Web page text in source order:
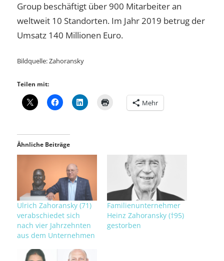
Group beschäftigt über 900 Mitarbeiter an
weltweit 10 Standorten. Im Jahr 2019 betrug der
Umsatz 140 Millionen Euro.
Bildquelle: Zahoransky
Teilen mit:
Mehr
Ähnliche Beiträge
Ulrich Zahoransky (71)
verabschiedet sich
nach vier Jahrzehnten
aus dem Unternehmen
Familienunternehmer
Heinz Zahoransky (†95)
gestorben